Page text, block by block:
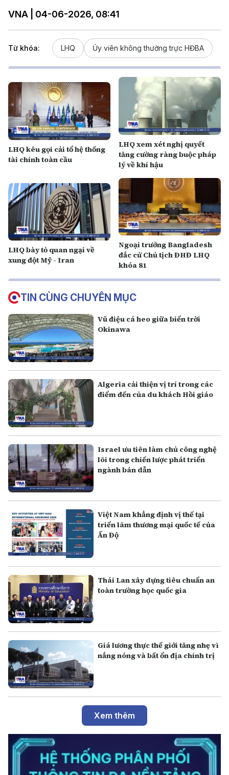
VNA | 04-06-2026, 08:41
Từ khóa: LHQ Ủy viên không thường trực HĐBA
LHQ kêu gọi cải tổ hệ thống
tài chính toàn cầu
LHQ xem xét nghị quyết
tăng cường ràng buộc pháp
lý về khí hậu
LHQ bày tỏ quan ngại về
xung đột Mỹ - Iran
Ngoại trưởng Bangladesh
đắc cử Chủ tịch ĐHĐ LHQ
khóa 81
TIN CÙNG CHUYÊN MỤC
Vũ điệu cá heo giữa biển trời
Okinawa
Algeria cải thiện vị trí trong các
điểm đến của du khách Hồi giáo
Israel ưu tiên làm chủ công nghệ
lõi trong chiến lược phát triển
ngành bán dẫn
Việt Nam khẳng định vị thế tại
triển lãm thương mại quốc tế của
Ấn Độ
Thái Lan xây dựng tiêu chuẩn an
toàn trường học quốc gia
Giá lương thực thế giới tăng nhẹ vì
nắng nóng và bất ổn địa chính trị
Xem thêm